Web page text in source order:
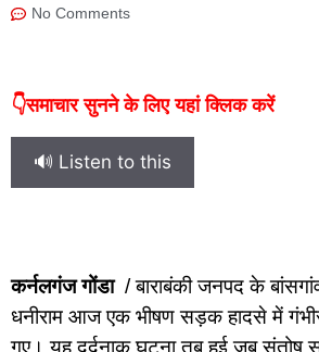
No Comments
👇समाचार सुनने के लिए यहां क्लिक करें
🔊 Listen to this
कर्नलगंज गोंडा/ बाराबंकी जनपद के
धनीराम आज एक भीषण सड़क हादसे में
गए। यह दर्दनाक घटना तब हुई जब संतोष